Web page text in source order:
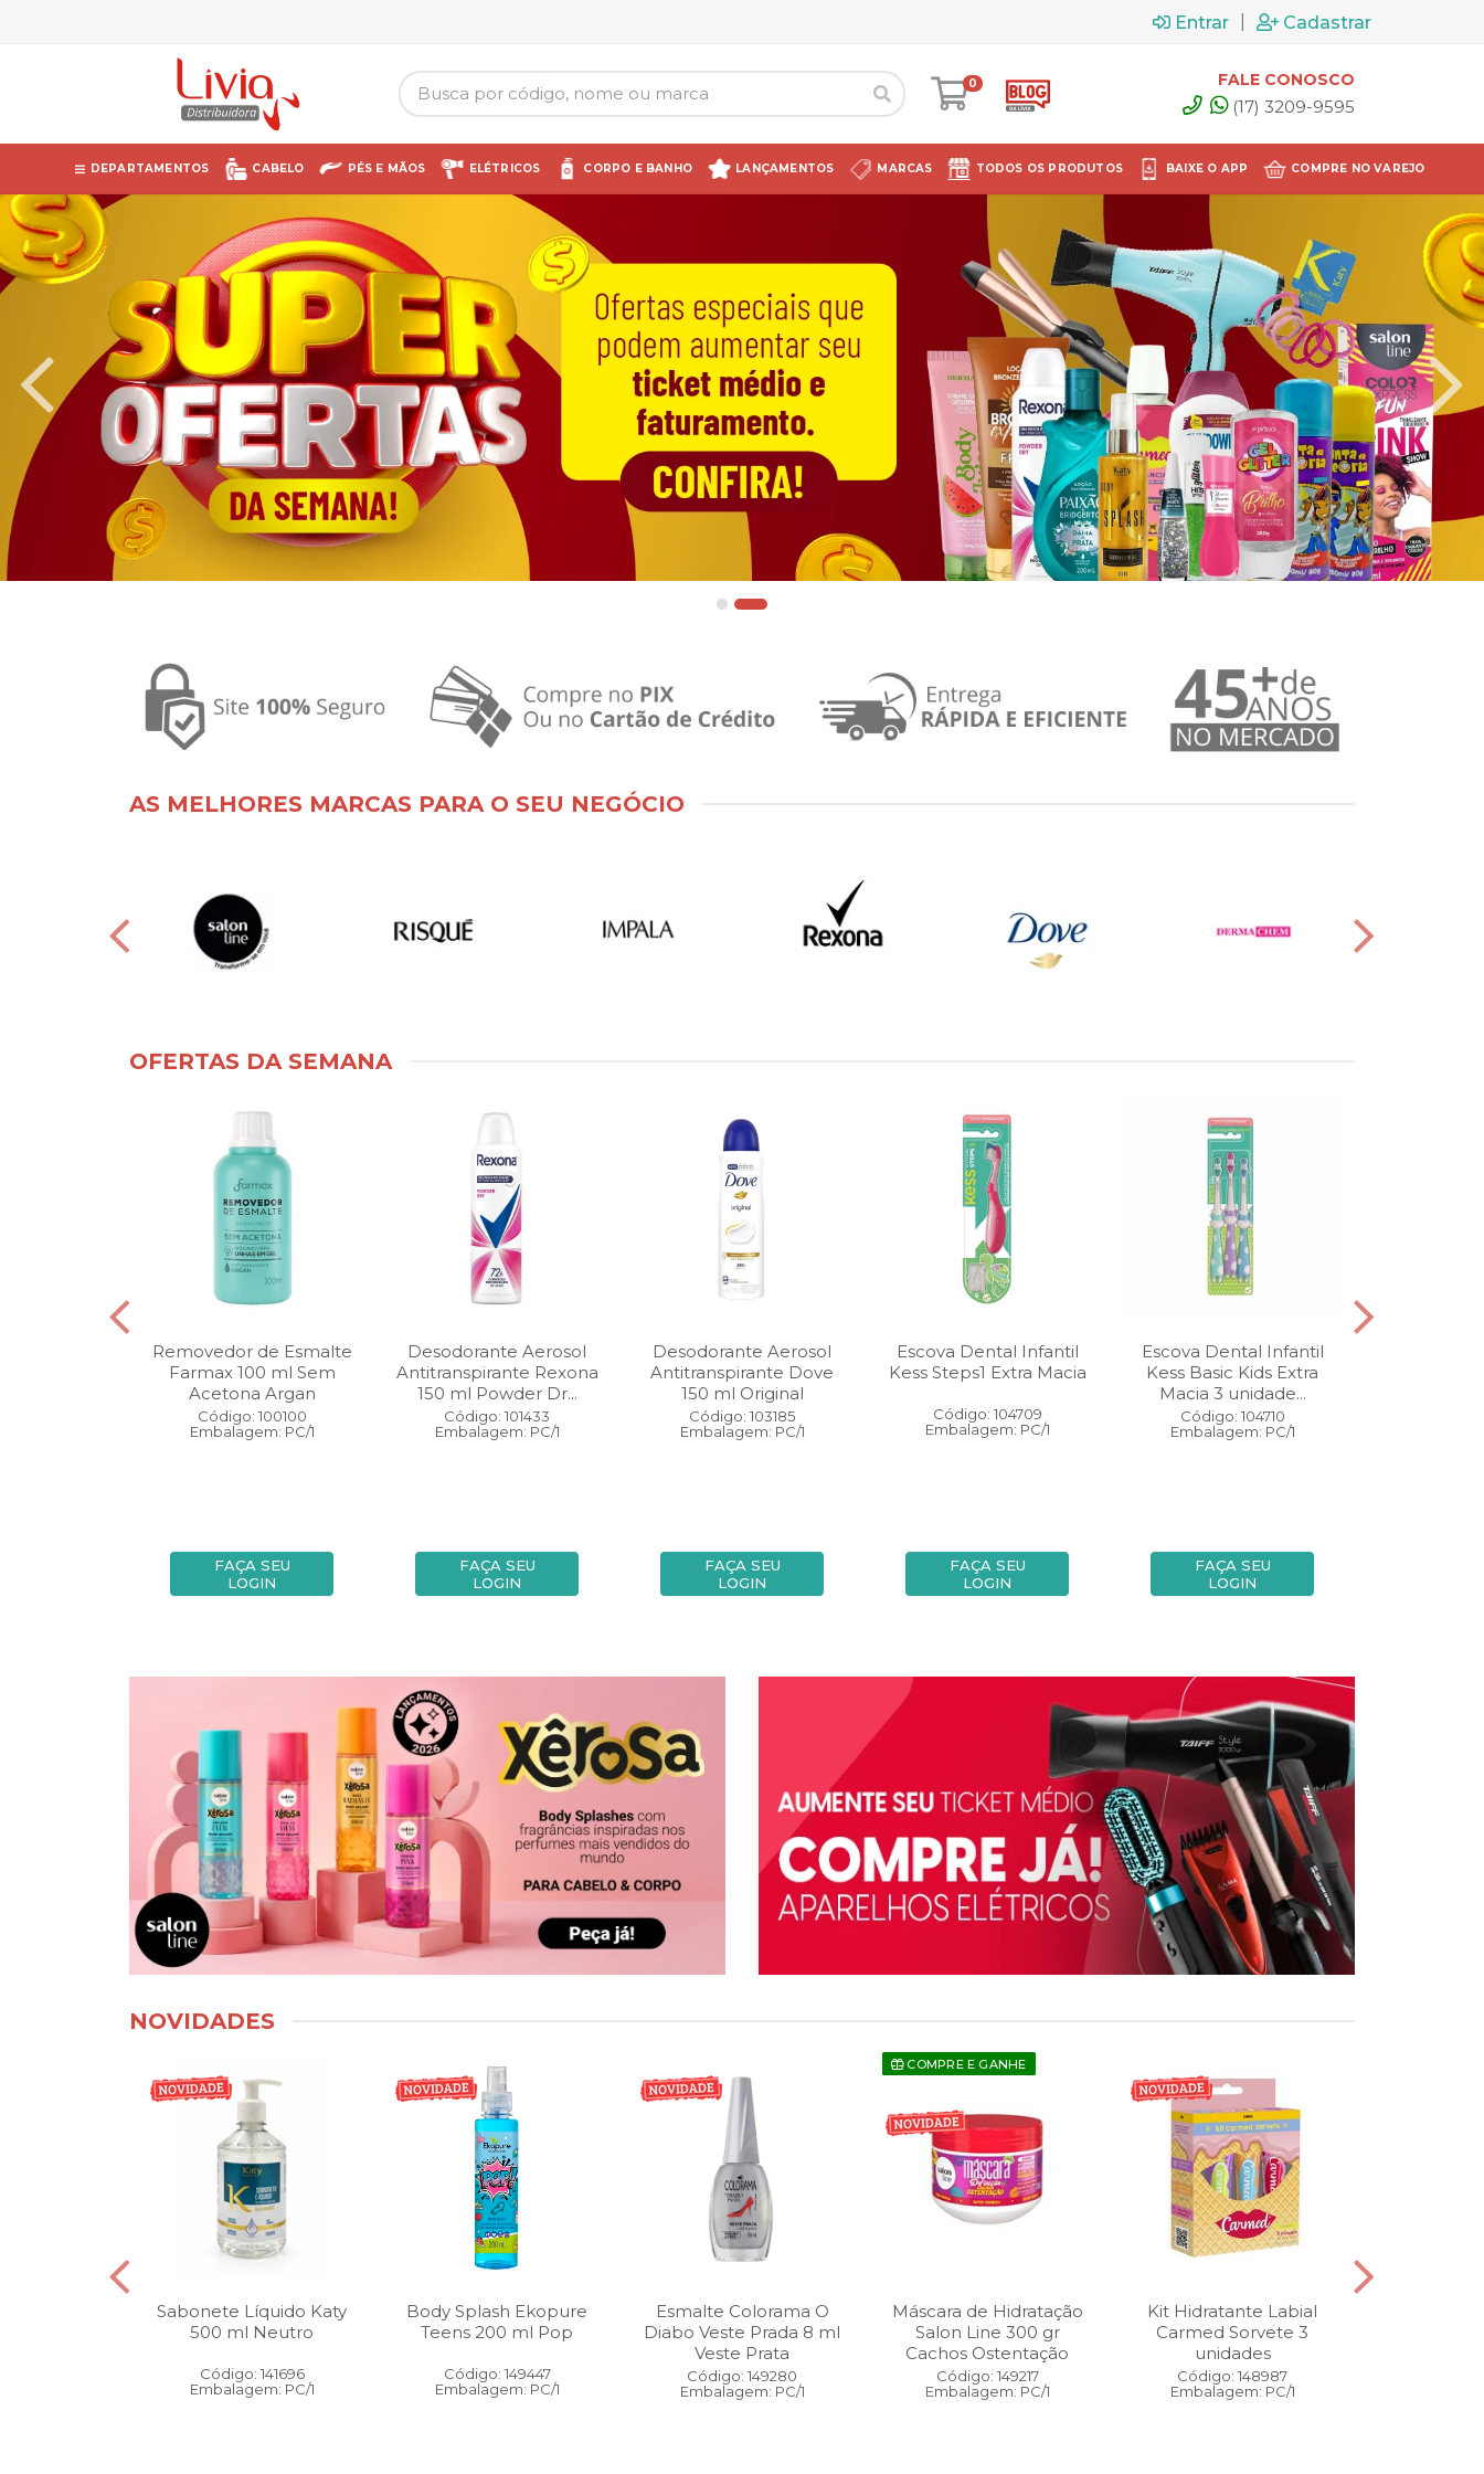
Entrar Cadastrar
0 FALE CONOSCO
(17) 3209-9595
DEPARTAMENTOS CABELO PÉS E MÃOS ELÉTRICOS CORPO E BANHO LANÇAMENTOS MARCAS TODOS OS PRODUTOS BAIXE O APP COMPRE NO VAREJO
AS MELHORES MARCAS PARA O SEU NEGÓCIO
OFERTAS DA SEMANA
Removedor de Esmalte
Farmax 100 ml Sem
Acetona Argan
Código: 100100
Embalagem: PC/1
FAÇA SEU
LOGIN
Desodorante Aerosol
Antitranspirante Rexona
150 ml Powder Dr...
Código: 101433
Embalagem: PC/1
FAÇA SEU
LOGIN
Desodorante Aerosol
Antitranspirante Dove
150 ml Original
Código: 103185
Embalagem: PC/1
FAÇA SEU
LOGIN
Escova Dental Infantil
Kess Steps1 Extra Macia
Código: 104709
Embalagem: PC/1
FAÇA SEU
LOGIN
Escova Dental Infantil
Kess Basic Kids Extra
Macia 3 unidade...
Código: 104710
Embalagem: PC/1
FAÇA SEU
LOGIN
NOVIDADES
Sabonete Líquido Katy
500 ml Neutro
Código: 141696
Embalagem: PC/1
Body Splash Ekopure
Teens 200 ml Pop
Código: 149447
Embalagem: PC/1
Esmalte Colorama O
Diabo Veste Prada 8 ml
Veste Prata
Código: 149280
Embalagem: PC/1
COMPRE E GANHE
Máscara de Hidratação
Salon Line 300 gr
Cachos Ostentação
Código: 149217
Embalagem: PC/1
Kit Hidratante Labial
Carmed Sorvete 3
unidades
Código: 148987
Embalagem: PC/1